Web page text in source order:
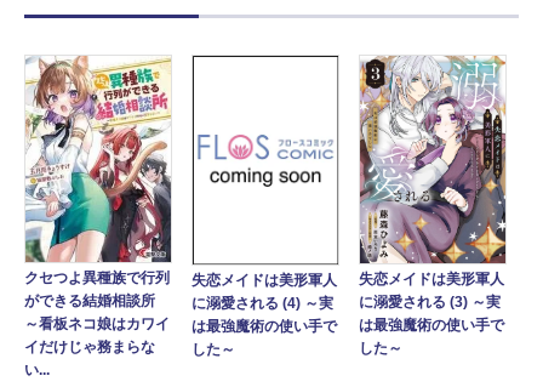
クセつよ異種族で行列
ができる結婚相談所
～看板ネコ娘はカワイ
イだけじゃ務まらな
い...
失恋メイドは美形軍人
に溺愛される (4) ～実
は最強魔術の使い手で
した～
失恋メイドは美形軍人
に溺愛される (3) ～実
は最強魔術の使い手で
した～